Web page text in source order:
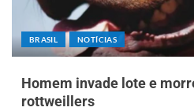
BRASIL NOTÍCIAS
Homem invade lote e
rottweillers